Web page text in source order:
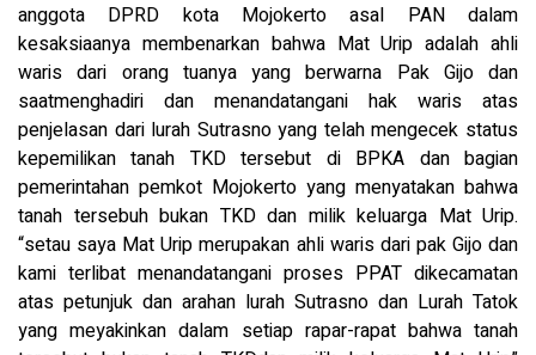
anggota DPRD kota Mojokerto asal PAN dalam
kesaksiaanya membenarkan bahwa Mat Urip adalah ahli
waris dari orang tuanya yang berwarna Pak Gijo dan
saatmenghadiri dan menandatangani hak waris atas
penjelasan dari lurah Sutrasno yang telah mengecek status
kepemilikan tanah TKD tersebut di BPKA dan bagian
pemerintahan pemkot Mojokerto yang menyatakan bahwa
tanah tersebuh bukan TKD dan milik keluarga Mat Urip.
“setau saya Mat Urip merupakan ahli waris dari pak Gijo dan
kami terlibat menandatangani proses PPAT dikecamatan
atas petunjuk dan arahan lurah Sutrasno dan Lurah Tatok
yang meyakinkan dalam setiap rapar-rapat bahwa tanah